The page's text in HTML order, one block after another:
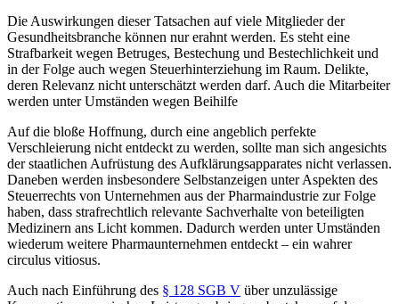
Die Auswirkungen dieser Tatsachen auf viele Mitglieder der
Gesundheitsbranche können nur erahnt werden. Es steht eine
Strafbarkeit wegen Betruges, Bestechung und Bestechlichkeit und
in der Folge auch wegen Steuerhinterziehung im Raum. Delikte,
deren Relevanz nicht unterschätzt werden darf. Auch die Mitarbeiter
werden unter Umständen wegen Beihilfe
Auf die bloße Hoffnung, durch eine angeblich perfekte
Verschleierung nicht entdeckt zu werden, sollte man sich angesichts
der staatlichen Aufrüstung des Aufklärungsapparates nicht verlassen.
Daneben werden insbesondere Selbstanzeigen unter Aspekten des
Steuerrechts von Unternehmen aus der Pharmaindustrie zur Folge
haben, dass strafrechtlich relevante Sachverhalte von beteiligten
Medizinern ans Licht kommen. Dadurch werden unter Umständen
wiederum weitere Pharmaunternehmen entdeckt – ein wahrer
circulus vitiosus.
Auch nach Einführung des § 128 SGB V über unzulässige